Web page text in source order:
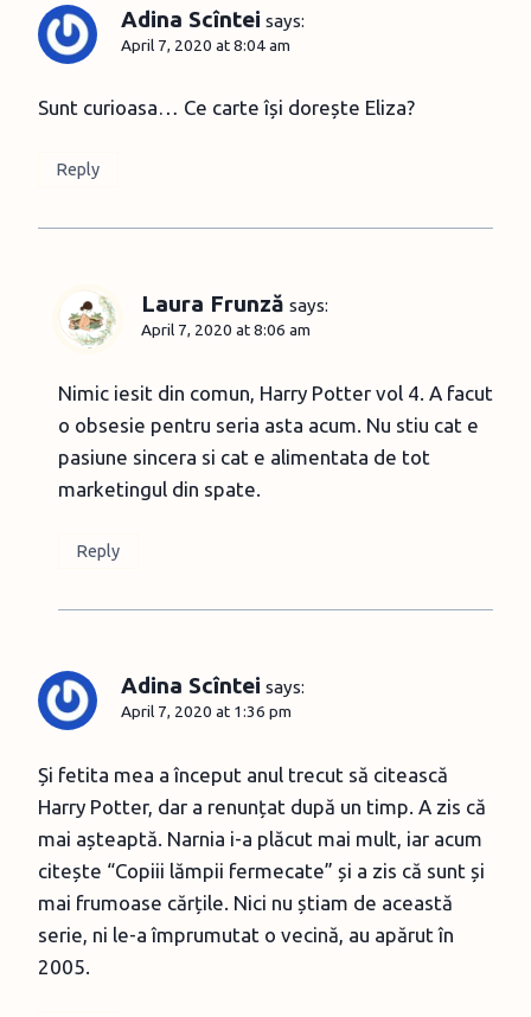
Adina Scîntei says:
April 7, 2020 at 8:04 am
Sunt curioasa… Ce carte își dorește Eliza?
Reply
Laura Frunză says:
April 7, 2020 at 8:06 am
Nimic iesit din comun, Harry Potter vol 4. A facut
o obsesie pentru seria asta acum. Nu stiu cat e
pasiune sincera si cat e alimentata de tot
marketingul din spate.
Reply
Adina Scîntei says:
April 7, 2020 at 1:36 pm
Și fetita mea a început anul trecut să citească
Harry Potter, dar a renunțat după un timp. A zis că
mai așteaptă. Narnia i-a plăcut mai mult, iar acum
citește “Copiii lămpii fermecate” și a zis că sunt și
mai frumoase cărțile. Nici nu știam de această
serie, ni le-a împrumutat o vecină, au apărut în
2005.